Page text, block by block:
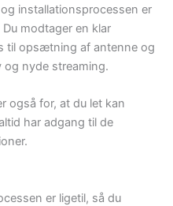
installationsprocessen er
modtager en klar
til opsætning af antenne og
nyde streaming.
også for, at du let kan
har adgang til de
er ligetil, så du